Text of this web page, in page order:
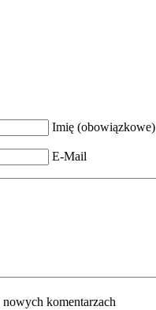
Imię (obowiązkowe)
E-Mail
komentarzach